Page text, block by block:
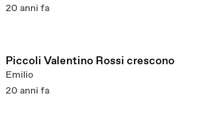
20 anni fa
Piccoli Valentino Rossi crescono
Emilio
20 anni fa